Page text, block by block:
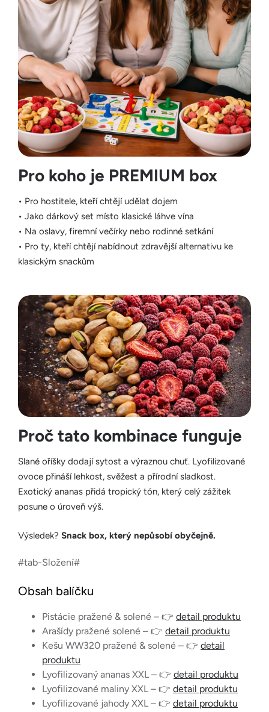
Pro koho je PREMIUM box
• Pro hostitele, kteří chtějí udělat dojem
• Jako dárkový set místo klasické láhve vína
• Na oslavy, firemní večírky nebo rodinné setkání
• Pro ty, kteří chtějí nabídnout zdravější alternativu ke
klasickým snackům
Proč tato kombinace funguje
Slané oříšky dodají sytost a výraznou chuť. Lyofilizované
ovoce přináší lehkost, svěžest a přírodní sladkost.
Exotický ananas přidá tropický tón, který celý zážitek
posune o úroveň výš.
Výsledek? Snack box, který nepůsobí obyčejně.
#tab-Složení#
Obsah balíčku
Pistácie pražené & solené – 👉 detail produktu
Arašídy pražené solené – 👉 detail produktu
Kešu WW320 pražené & solené – 👉 detail
produktu
Lyofilizovaný ananas XXL – 👉 detail produktu
Lyofilizované maliny XXL – 👉 detail produktu
Lyofilizované jahody XXL – 👉 detail produktu